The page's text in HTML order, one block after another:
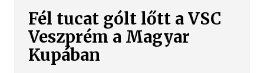
Fél tucat gólt lőtt a VSC
Veszprém a Magyar
Kupában